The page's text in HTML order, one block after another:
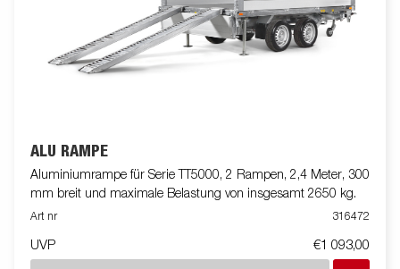
ALU RAMPE
Aluminiumrampe für Serie TT5000, 2 Rampen, 2,4 Meter, 300
mm breit und maximale Belastung von insgesamt 2650 kg.
Art nr 316472
UVP €1 093,00